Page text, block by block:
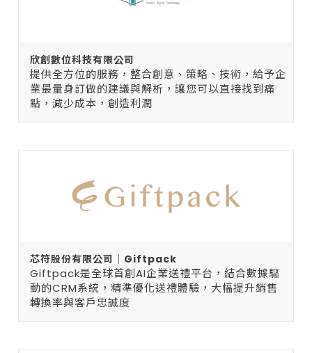
欣創數位科技有限公司
提供全方位的服務，整合創意、策略、技術，給予企
業最量身訂做的建議與解析，讓您可以直接找到痛
點，減少成本，創造利潤
芯符股份有限公司｜Giftpack
Giftpack是全球首創AI企業送禮平台，結合數據驅
動的CRM系統，精準優化送禮體驗，大幅提升銷售
轉換率與客戶忠誠度